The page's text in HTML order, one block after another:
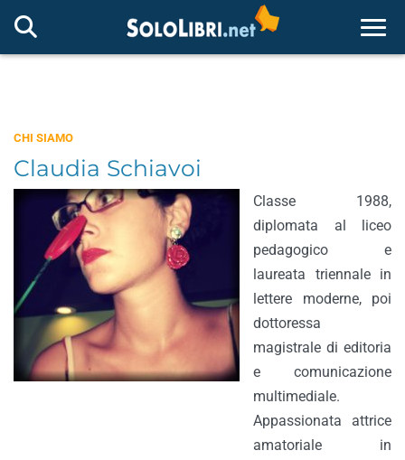
CHI SIAMO
Claudia Schiavoi
Classe 1988,
diplomata al liceo
pedagogico e
laureata triennale in
lettere moderne, poi
dottoressa
magistrale di editoria
e comunicazione
multimediale.
Appassionata attrice
amatoriale in